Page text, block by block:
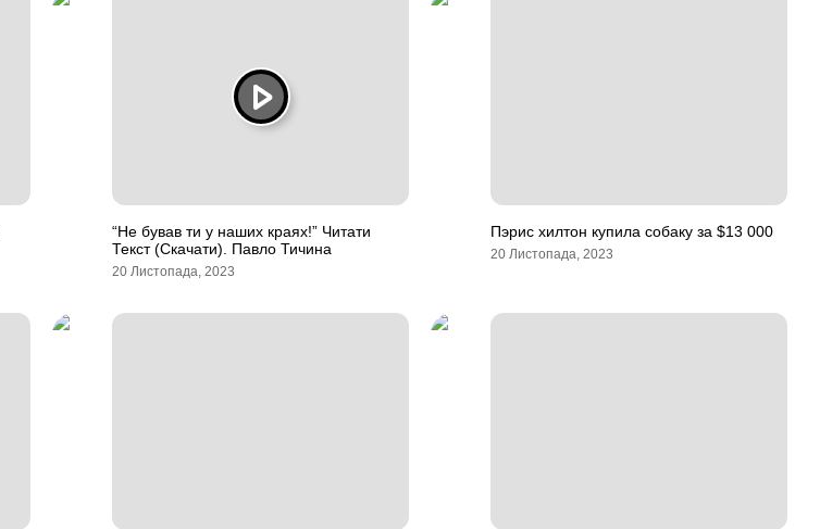
“Не бував ти у наших краях!” Читати
Текст (Скачати). Павло Тичина
20 Листопада, 2023
Пэрис хилтон купила собаку за $13 000
20 Листопада, 2023